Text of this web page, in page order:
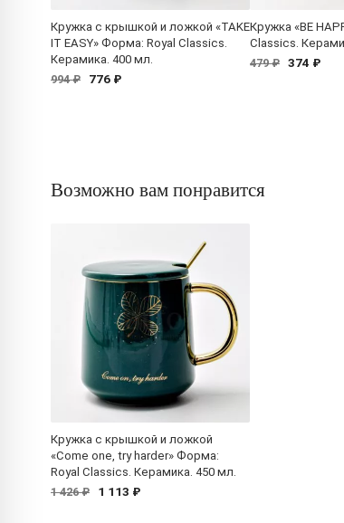
Кружка с крышкой и ложкой «TAKE
IT EASY» Форма: Royal Classics.
Керамика. 400 мл.
994 ₽
776 ₽
Кружка «BE
Classics.
479 ₽ 374 ₽
Возможно вам понравится
Кружка с крышкой и ложкой
«Come one, try harder» Форма:
Royal Classics. Керамика. 450 мл.
1 426 ₽
1 113 ₽